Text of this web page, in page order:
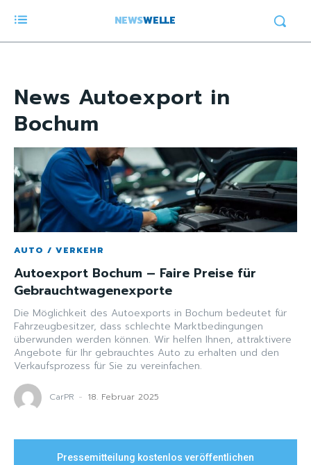
NEWSWELLE
News Autoexport in
Bochum
AUTO / VERKEHR
Autoexport Bochum – Faire Preise für
Gebrauchtwagenexporte
Die Möglichkeit des Autoexports in Bochum bedeutet für
Fahrzeugbesitzer, dass schlechte Marktbedingungen
überwunden werden können. Wir helfen Ihnen, attraktivere
Angebote für Ihr gebrauchtes Auto zu erhalten und den
Verkaufsprozess für Sie zu vereinfachen.
CarPR - 18. Februar 2025
Pressemitteilung kostenlos veröffentlichen